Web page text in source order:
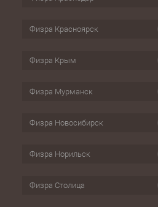
Физра Красноярск
Физра Крым
Физра Мурманск
Физра Новосибирск
Физра Норильск
Физра Столица